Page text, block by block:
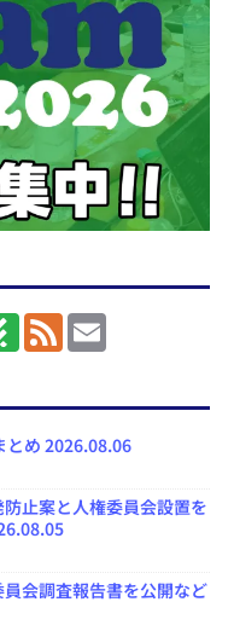
F
F
とめ 2026.08.06
防止案と人権委員会設置を
会調査報告書を公開など